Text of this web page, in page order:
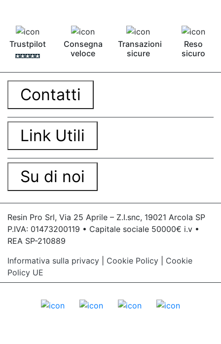
Trustpilot
Consegna
veloce
Transazioni
sicure
Reso
sicuro
Contatti
Link Utili
Su di noi
Resin Pro Srl, Via 25 Aprile – Z.I.snc, 19021 Arcola SP
P.IVA: 01473200119 • Capitale sociale 50000€ i.v •
REA SP-210889
Informativa sulla privacy
Cookie Policy
Cookie
Policy UE